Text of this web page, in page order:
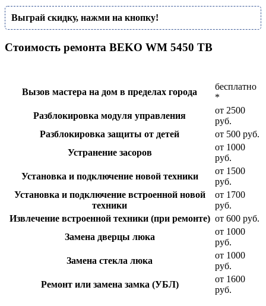
Выграй скидку, нажми на кнопку!
Стоимость ремонта BEKO WM 5450 TB
Вызов мастера на дом в пределах города
бесплатно
*
Разблокировка модуля управления
от 2500
руб.
Разблокировка защиты от детей
от 500 руб.
Устранение засоров
от 1000
руб.
Установка и подключение новой техники
от 1500
руб.
Установка и подключение встроенной новой
техники
от 1700
руб.
Извлечение встроенной техники (при ремонте) от 600 руб.
Замена дверцы люка
от 1000
руб.
Замена стекла люка
от 1000
руб.
Ремонт или замена замка (УБЛ)
от 1600
руб.